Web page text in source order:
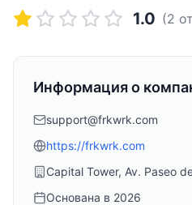
1.0 (2
Информация о
support@frkwrk.com
https://frkwrk.com
Capital Tower, Av. Paseo
Основана в 2026